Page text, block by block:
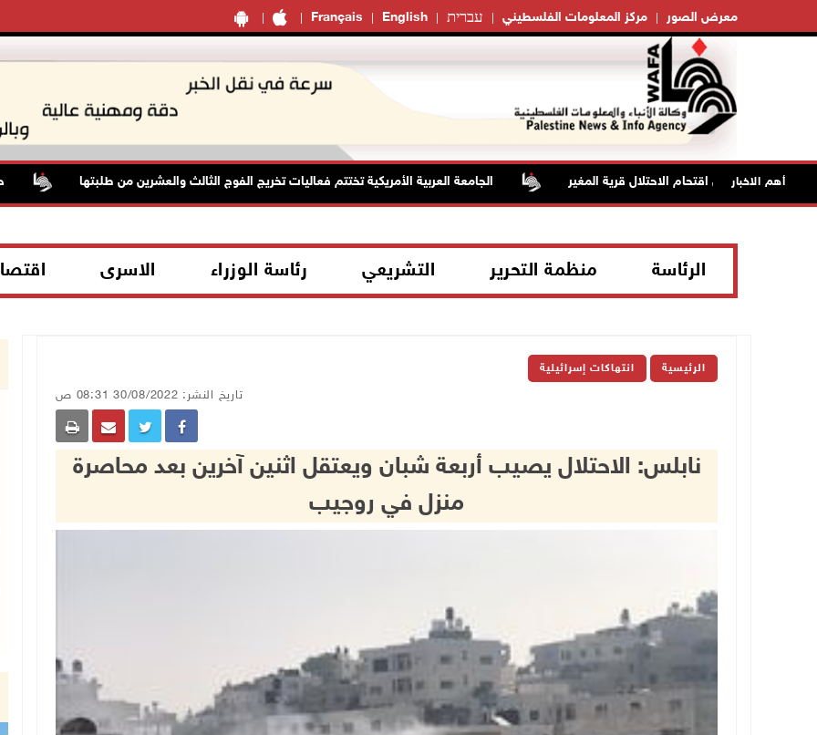
Français English עברית مركز المعلومات الفلسطيني معرض الصور
أهم الاخبار
خلال اقتحام الاحتلال قرية المغير الجامعة العربية الأمريكية تختتم فعاليات تخريج الفوج الثالث والعشرين من طلبتها حالة
الرئاسة منظمة التحرير التشريعي رئاسة الوزراء الاسرى
الرئيسية انتهاكات إسرائيلية
تاريخ النشر: 30/08/2022 08:31 ص
نابلس: الاحتلال يصيب أربعة شبان ويعتقل اثنين آخرين بعد محاصرة
منزل في روجيب